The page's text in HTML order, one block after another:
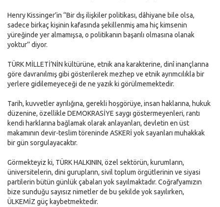
Henry Kissinger’in ‘’Bir dış ilişkiler politikası, dâhiyane bile olsa,
sadece birkaç kişinin kafasında şekillenmiş ama hiç kimsenin
yüreğinde yer almamışsa, o politikanın başarılı olmasına olanak
yoktur’’ diyor.
TÜRK MİLLETİ’NİN kültürüne, etnik ana karakterine, dinî inançlarına
göre davranılmış gibi gösterilerek mezhep ve etnik ayrımcılıkla bir
yerlere gidilemeyeceği de ne yazık ki görülmemektedir.
Tarih, kuvvetler ayrılığına, gerekli hoşgörüye, insan haklarına, hukuk
düzenine, özellikle DEMOKRASİYE saygı göstermeyenleri, rantı
kendi harklarına bağlamak olarak anlayanları, devletin en üst
makamının devir-teslim töreninde ASKERİ yok sayanları muhakkak
bir gün sorgulayacaktır.
Görmekteyiz ki, TÜRK HALKININ, özel sektörün, kurumların,
üniversitelerin, dini gurupların, sivil toplum örgütlerinin ve siyasi
partilerin bütün günlük çabaları yok sayılmaktadır. Coğrafyamızın
bize sunduğu sayısız nimetler de bu şekilde yok sayılırken,
ÜLKEMİZ güç kaybetmektedir.